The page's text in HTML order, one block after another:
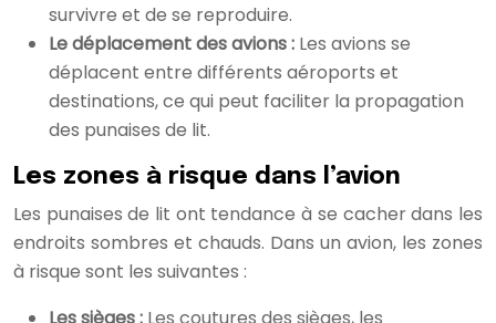
survivre et de se reproduire.
Le déplacement des avions : Les avions se
déplacent entre différents aéroports et
destinations, ce qui peut faciliter la propagation
des punaises de lit.
Les zones à risque dans l’avion
Les punaises de lit ont tendance à se cacher dans les
endroits sombres et chauds. Dans un avion, les zones
à risque sont les suivantes :
Les sièges : Les coutures des sièges, les